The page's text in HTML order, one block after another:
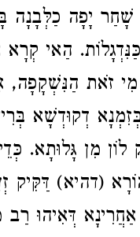
יָפָה כַלְּבָנָה
הַאי קְרָא
זֹאת הַנִּשְׁקָפָה,
דְקוּדְשָׁא
לוֹן מִן גָּלוּתָא.
(דהיא) דַּקִּיק
דְּאִיהוּ רַב